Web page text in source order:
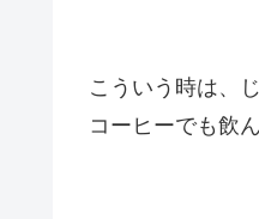
こういう時は、
コーヒーでも飲